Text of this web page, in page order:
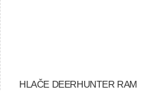
HLAČE DEERHUNTER RAM